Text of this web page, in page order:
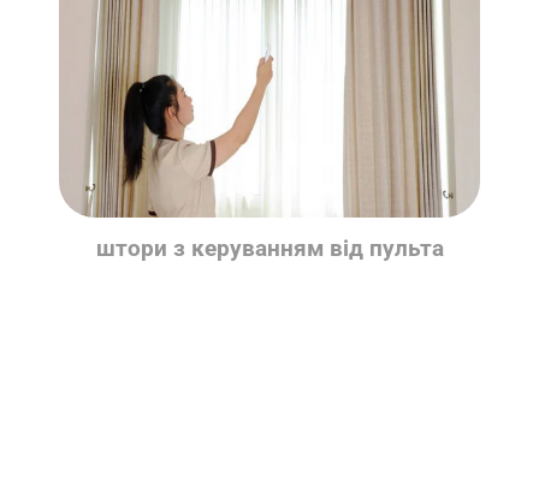
штори з керуванням від пульта